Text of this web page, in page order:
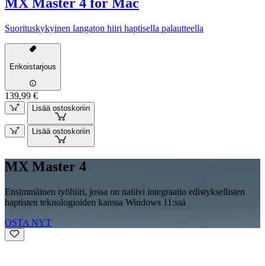
Suorituskykyinen langaton hiiri haptisella palautteella
Erikoistarjous
139,99 €
Lisää ostoskoriin
Lisää ostoskoriin
MX Master 4
Ensimmäinen työhiiri, jossa on natiivi integraatio edistyksellisten
haptisten teknologioiden kanssa Windows 11:ssä
OSTA NYT